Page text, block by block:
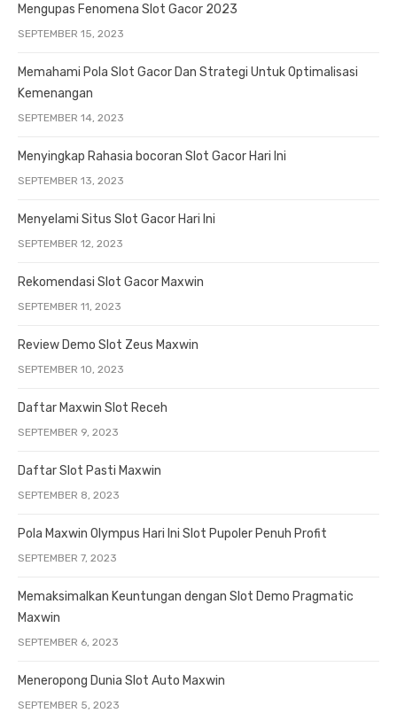
Mengupas Fenomena Slot Gacor 2023
SEPTEMBER 15, 2023
Memahami Pola Slot Gacor Dan Strategi Untuk Optimalisasi
Kemenangan
SEPTEMBER 14, 2023
Menyingkap Rahasia bocoran Slot Gacor Hari Ini
SEPTEMBER 13, 2023
Menyelami Situs Slot Gacor Hari Ini
SEPTEMBER 12, 2023
Rekomendasi Slot Gacor Maxwin
SEPTEMBER 11, 2023
Review Demo Slot Zeus Maxwin
SEPTEMBER 10, 2023
Daftar Maxwin Slot Receh
SEPTEMBER 9, 2023
Daftar Slot Pasti Maxwin
SEPTEMBER 8, 2023
Pola Maxwin Olympus Hari Ini Slot Pupoler Penuh Profit
SEPTEMBER 7, 2023
Memaksimalkan Keuntungan dengan Slot Demo Pragmatic
Maxwin
SEPTEMBER 6, 2023
Meneropong Dunia Slot Auto Maxwin
SEPTEMBER 5, 2023